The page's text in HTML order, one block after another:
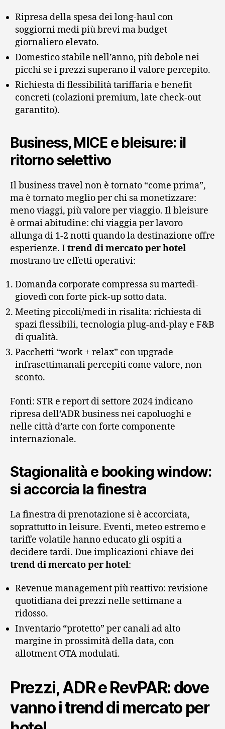
Ripresa della spesa dei long-haul con
soggiorni medi più brevi ma budget
giornaliero elevato.
Domestico stabile nell’anno, più debole nei
picchi se i prezzi superano il valore percepito.
Richiesta di flessibilità tariffaria e benefit
concreti (colazioni premium, late check-out
garantito).
Business, MICE e bleisure: il
ritorno selettivo
Il business travel non è tornato “come prima”,
ma è tornato meglio per chi sa monetizzare:
meno viaggi, più valore per viaggio. Il bleisure
è ormai abitudine: chi viaggia per lavoro
allunga di 1-2 notti quando la destinazione offre
esperienze. I trend di mercato per hotel
mostrano tre effetti operativi:
Domanda corporate compressa su martedì-
giovedì con forte pick-up sotto data.
Meeting piccoli/medi in risalita: richiesta di
spazi flessibili, tecnologia plug-and-play e F&B
di qualità.
Pacchetti “work + relax” con upgrade
infrasettimanali percepiti come valore, non
sconto.
Fonti: STR e report di settore 2024 indicano
ripresa dell’ADR business nei capoluoghi e
nelle città d’arte con forte componente
internazionale.
Stagionalità e booking window:
si accorcia la finestra
La finestra di prenotazione si è accorciata,
soprattutto in leisure. Eventi, meteo estremo e
tariffe volatile hanno educato gli ospiti a
decidere tardi. Due implicazioni chiave dei
trend di mercato per hotel:
Revenue management più reattivo: revisione
quotidiana dei prezzi nelle settimane a
ridosso.
Inventario “protetto” per canali ad alto
margine in prossimità della data, con
allotment OTA modulati.
Prezzi, ADR e RevPAR: dove
vanno i trend di mercato per